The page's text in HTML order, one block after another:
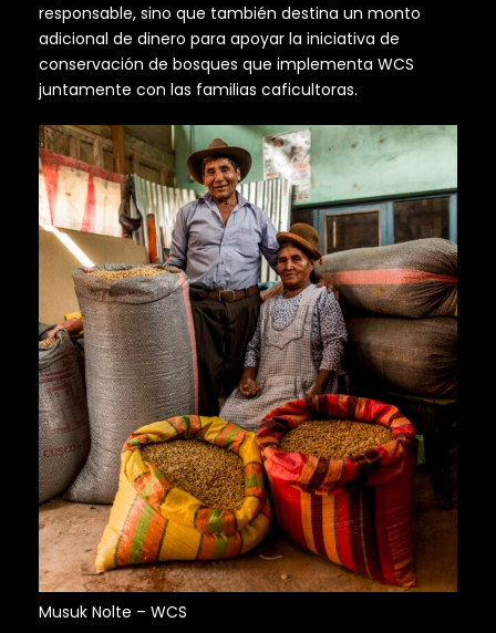
responsable, sino que también destina un monto
adicional de dinero para apoyar la iniciativa de
conservación de bosques que implementa WCS
juntamente con las familias caficultoras.
Musuk Nolte – WCS